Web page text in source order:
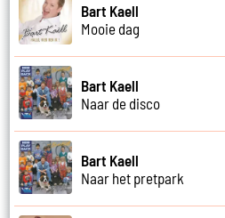
Bart Kaell
Mooie dag
Bart Kaell
Naar de disco
Bart Kaell
Naar het pretpark